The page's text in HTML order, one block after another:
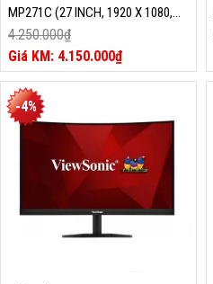
MP271C (27 INCH, 1920 X 1080,
75HZ, VA, 5MS, CURVED 1500R,
TÍCH HỢP LOA)
4.250.000₫
Giá
gốc
là:
4.250.000₫.
4.150.000₫
Giá
hiện
tại
là:
4.150.000₫.
-4%